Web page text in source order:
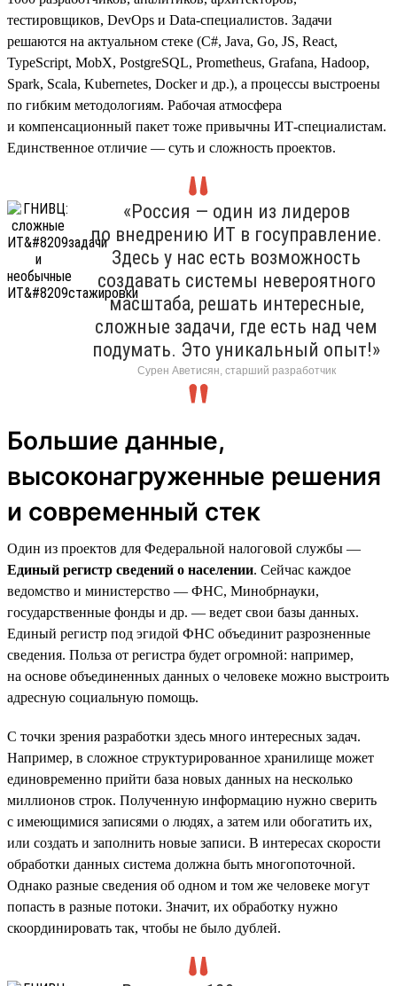
тестировщиков, DevOps и Data-специалистов. Задачи
решаются на актуальном стеке (С#, Java, Go, JS, React,
TypeScript, MobX, PostgreSQL, Prometheus, Grafana, Hadoop,
Spark, Scala, Kubernetes, Doсker и др.), а процессы выстроены
по гибким методологиям. Рабочая атмосфера
и компенсационный пакет тоже привычны ИТ-специалистам.
Единственное отличие — суть и сложность проектов.
«Россия — один из лидеров
по внедрению ИТ в госуправление.
Здесь у нас есть возможность
создавать системы невероятного
масштаба, решать интересные,
сложные задачи, где есть над чем
подумать. Это уникальный опыт!»
Сурен Аветисян, старший разработчик
Большие данные,
высоконагруженные решения
и современный стек
Один из проектов для Федеральной налоговой службы —
Единый регистр сведений о населении. Сейчас каждое
ведомство и министерство — ФНС, Минобрнауки,
государственные фонды и др. — ведет свои базы данных.
Единый регистр под эгидой ФНС объединит разрозненные
сведения. Польза от регистра будет огромной: например,
на основе объединенных данных о человеке можно выстроить
адресную социальную помощь.
С точки зрения разработки здесь много интересных задач.
Например, в сложное структурированное хранилище может
единовременно прийти база новых данных на несколько
миллионов строк. Полученную информацию нужно сверить
с имеющимися записями о людях, а затем или обогатить их,
или создать и заполнить новые записи. В интересах скорости
обработки данных система должна быть многопоточной.
Однако разные сведения об одном и том же человеке могут
попасть в разные потоки. Значит, их обработку нужно
скоординировать так, чтобы не было дублей.